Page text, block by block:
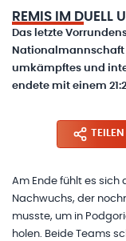
REMIS IM DUELL
Das letzte
Nationalmannschaft
umkämpftes und
endete mit einem
TEILEN
Am Ende fühlt es sich
Nachwuchs, der
musste, um in
holen. Beide Teams